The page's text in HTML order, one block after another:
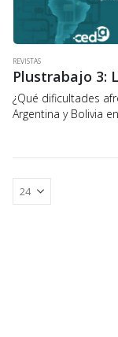
REVISTAS
¿Qué dificultades
Argentina y Bolivia
de gas boliviano al
brasileño?, ¿cuáles
perspectivas del
¿cómo afrontarán